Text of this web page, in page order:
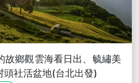
故鄉觀雲海看日出、毓繡美
頭社活盆地(台北出發)